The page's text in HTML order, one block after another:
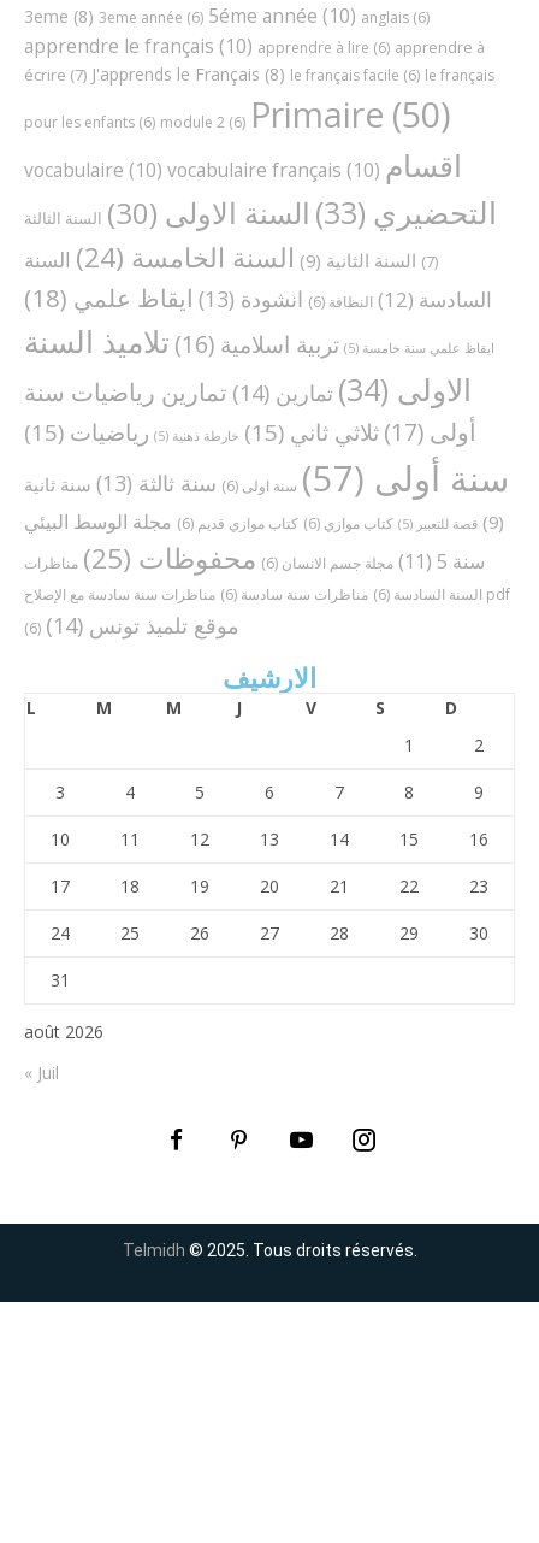
3eme (8) 3eme année (6) 5éme année (10) anglais (6)
apprendre le français (10) apprendre à lire (6) apprendre à
écrire (7) J'apprends le Français (8) le français facile (6) le français
pour les enfants (6) module 2 (6) Primaire (50)
vocabulaire (10) vocabulaire français (10) اقسام
التحضيري (33) السنة الاولى (30)
السنة الثالثة
(7)
السنة الثانية (9) السنة الخامسة (24)
السنة
السادسة (12) النظافة (6) انشودة (13) ايقاظ علمي (18)
ايقاظ علمي سنة خامسة (5) تربية اسلامية (16)
تلاميذ السنة
الاولى (34) تمارين (14)
تمارين رياضيات سنة
أولى (17) ثلاثي ثاني (15) خارطة ذهنية (5) رياضيات (15)
سنة أولى (57) سنة اولى (6) سنة ثالثة (13)
سنة ثانية
(9)
قصة للتعبير (5) كتاب موازي (6) كتاب موازي قديم (6)
مجلة الوسط البيئي
سنة 5
(11) مجلة جسم الانسان (6) محفوظات (25)
مناظرات
السنة السادسة (6) مناظرات سنة سادسة (6)
مناظرات سنة سادسة مع الإصلاح pdf
(6)
موقع تلميذ تونس (14)
الارشيف
août 2026
L M M J V S
D
1
2
3 4 5 6 7 8 9
10 11 12 13 14 15 16
17 18 19 20 21 22 23
24 25 26 27 28 29 30
31
« Juil
Telmidh © 2025. Tous droits réservés.